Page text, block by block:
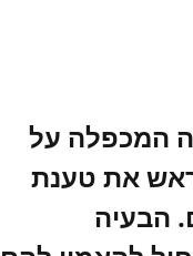
המכפלה על
את טענת
הבעיה